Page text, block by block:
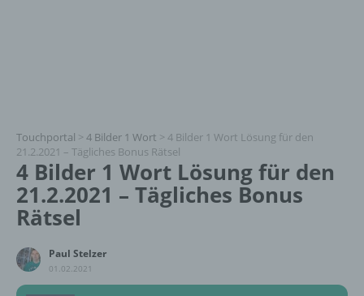
Touchportal > 4 Bilder 1 Wort > 4 Bilder 1 Wort Lösung für den
21.2.2021 – Tägliches Bonus Rätsel
4 Bilder 1 Wort Lösung für den
21.2.2021 – Tägliches Bonus
Rätsel
Paul Stelzer
01.02.2021